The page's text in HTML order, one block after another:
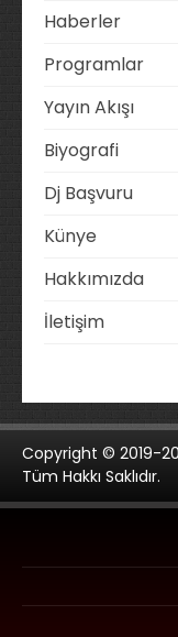
Haberler
Programlar
Yayın Akışı
Biyografi
Dj Başvuru
Künye
Hakkımızda
İletişim
Copyright © 2019-
Tüm Hakkı Saklıdır.